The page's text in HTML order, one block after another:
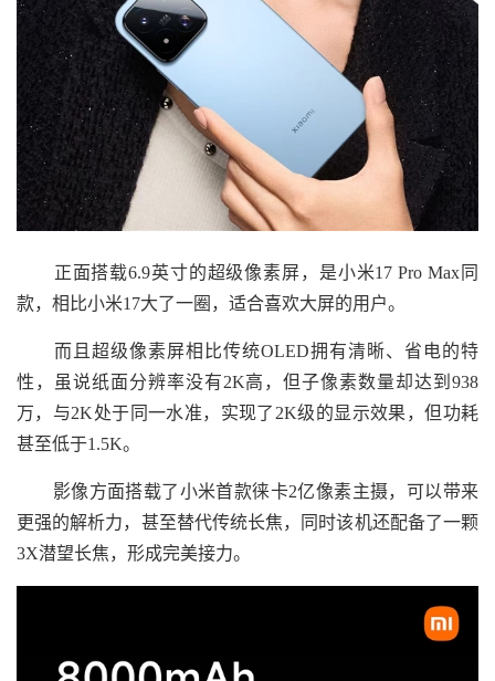
正面搭载6.9英寸的超级像素屏，是小米17 Pro Max同
款，相比小米17大了一圈，适合喜欢大屏的用户。
而且超级像素屏相比传统OLED拥有清晰、省电的特
性，虽说纸面分辨率没有2K高，但子像素数量却达到938
万，与2K处于同一水准，实现了2K级的显示效果，但功耗
甚至低于1.5K。
影像方面搭载了小米首款徕卡2亿像素主摄，可以带来
更强的解析力，甚至替代传统长焦，同时该机还配备了一颗
3X潜望长焦，形成完美接力。